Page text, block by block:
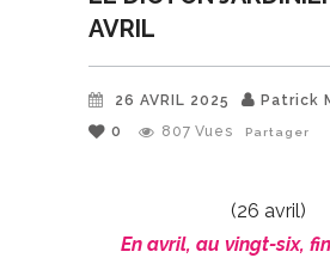
AVRIL
26 AVRIL 2025
Patrick
0
807 Vues Partager
(26 avril)
En avril, au vingt-six,